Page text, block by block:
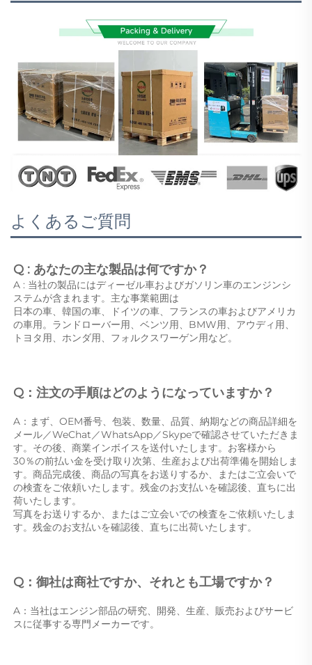
よくあるご質問
Q : あなたの主な製品は何ですか？
A : 当社の製品にはディーゼル車およびガソリン車のエンジンシ
ステムが含まれます。主な事業範囲は
日本の車、韓国の車、ドイツの車、フランスの車およびアメリカ
の車用。ランドローバー用、ベンツ用、BMW用、アウディ用、
トヨタ用、ホンダ用、フォルクスワーゲン用など。
Q：注文の手順はどのようになっていますか？
A：まず、OEM番号、包装、数量、品質、納期などの商品詳細を
メール／WeChat／WhatsApp／Skypeで確認させていただきま
す。その後、商業インボイスを送付いたします。お客様から
30％の前払い金を受け取り次第、生産および出荷準備を開始しま
す。商品完成後、商品の写真をお送りするか、またはご立会いで
の検査をご依頼いたします。残金のお支払いを確認後、直ちに出
荷いたします。
写真をお送りするか、またはご立会いでの検査をご依頼いたしま
す。残金のお支払いを確認後、直ちに出荷いたします。
Q：御社は商社ですか、それとも工場ですか？
A：当社はエンジン部品の研究、開発、生産、販売およびサービ
スに従事する専門メーカーです。